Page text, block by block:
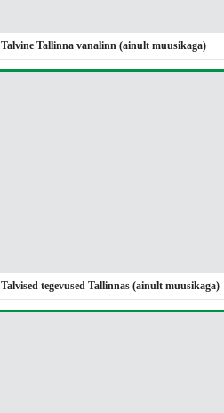
Talvine Tallinna vanalinn (ainult muusikaga)
Talvised tegevused Tallinnas (ainult muusikaga)